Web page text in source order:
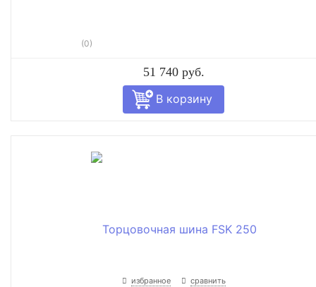
(0)
51 740 руб.
избранное сравнить